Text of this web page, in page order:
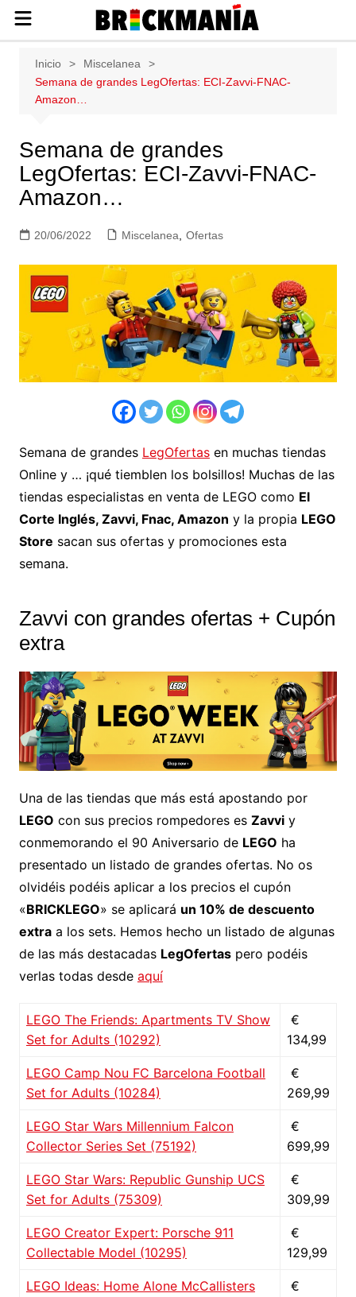
contenido
sobre las construcciones LEGO: Star
Wars, Harry Potter, City, Friends, Technic,
Ninjago, Duplo, Super Mario, Marvel,
Inicio
Miscelanea
Semana de grandes LegOfertas: ECI-Zavvi-FNAC-
Amazon…
Semana de grandes
LegOfertas: ECI-Zavvi-FNAC-
Amazon…
20/06/2022 Miscelanea Ofertas
Semana de grandes LegOfertasen muchas tiendas
Online y … ¡qué tiemblen los bolsillos! Muchas de las
tiendas especialistas en venta de LEGO como El
Corte Inglés, Zavvi, Fnac, Amazon y la propia LEGO
Store sacan sus ofertas y promociones esta
semana.
Zavvi con grandes ofertas + Cupón
extra
Una de las tiendas que más está apostando por
LEGO con sus precios rompedores es Zavviy
conmemorando el 90 Aniversario de LEGO ha
presentado un listado de grandes ofertas. No os
olvidéis podéis aplicar a los precios el cupón
«BRICKLEGO» se aplicará un 10% de descuento
extraa los sets. Hemos hecho un listado de algunas
de las más destacadas LegOfertaspero podéis
verlas todas desde aquí
LEGO The Friends: Apartments TV Show
Set for Adults (10292)
€
134,99
LEGO Camp Nou FC Barcelona Football
Set for Adults (10284)
€
269,99
LEGO Star Wars Millennium Falcon
Collector Series Set (75192)
€
699,99
LEGO Star Wars: Republic Gunship UCS
Set for Adults (75309)
€
309,99
LEGO Creator Expert: Porsche 911
Collectable Model (10295)
€
129,99
LEGO Ideas: Home Alone McCallisters
€